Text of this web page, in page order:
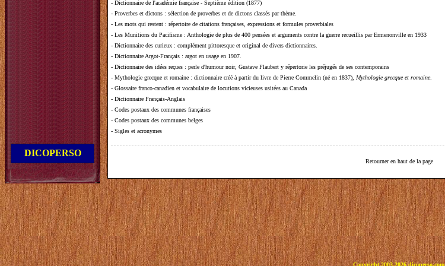
DICOPERSO
- Dictionnaire de l'académie française - Septième édition (1877)
- Proverbes et dictons : sélection de proverbes et de dictons classés par thème.
- Les mots qui restent : répertoire de citations françaises, expressions et formules proverbiales
- Les Munitions du Pacifisme : Anthologie de plus de 400 pensées et arguments contre la guerre recueillis par Ermenonville en 1933
- Dictionnaire des curieux : complément pittoresque et original de divers dictionnaires.
- Dictionnaire Argot-Français : argot en usage en 1907.
- Dictionnaire des idées reçues : perle d'humour noir, Gustave Flaubert y répertorie les préjugés de ses contemporains
- Mythologie grecque et romaine : dictionnaire créé à partir du livre de Pierre Commelin (né en 1837), Mythologie grecque et romaine.
- Glossaire franco-canadien et vocabulaire de locutions vicieuses usitées au Canada
- Dictionnaire Français-Anglais
- Codes postaux des communes françaises
- Codes postaux des communes belges
- Sigles et acronymes
Retourner en haut de la page
Copyright 2003-2026 dicoperso.com